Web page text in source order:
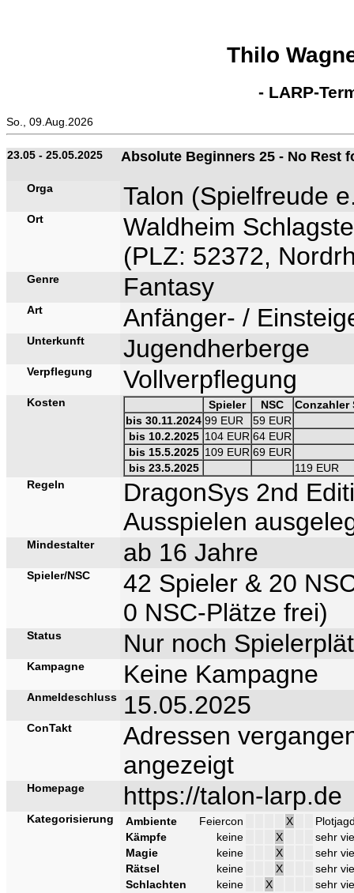
Thilo
- LARP-
So., 09.Aug.2026
23.05 - 25.05.2025 Absolute Beginners 25 - No Rest
Orga Talon (Spielfreude
Ort
Waldheim
(PLZ: 52372,
Genre Fantasy
Art Anfänger- /
Unterkunft Jugendherberge
Verpflegung Vollverpflegung
Kosten Spieler NSC
Conzahler
bis 30.11.2024 99 EUR
59 EUR
bis 10.2.2025 104 EUR 64 EUR
bis 15.5.2025 109 EUR 69 EUR
bis 23.5.2025
119 EUR
Regeln
DragonSys 2nd
Ausspielen
Mindestalter ab 16 Jahre
Spieler/NSC
42 Spieler & 20
0 NSC-Plätze frei)
Status Nur noch
Kampagne Keine Kampagne
Anmeldeschluss 15.05.2025
ConTakt
Adressen
angezeigt
Homepage https://talon-larp.de
Kategorisierung Ambiente Feiercon X
Kämpfe
keine X
sehr
Magie
keine X
sehr
Rätsel
keine X
sehr
Schlachten
keine X
sehr